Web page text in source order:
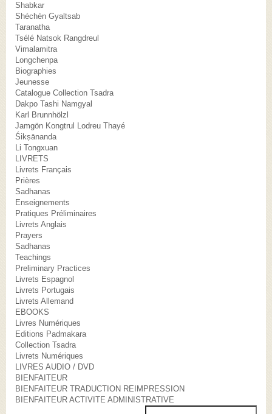
Shabkar
Shéchèn Gyaltsab
Taranatha
Tsélé Natsok Rangdreul
Vimalamitra
Longchenpa
Biographies
Jeunesse
Catalogue Collection Tsadra
Dakpo Tashi Namgyal
Karl Brunnhölzl
Jamgön Kongtrul Lodreu Thayé
Śikṣānanda
Li Tongxuan
LIVRETS
Livrets Français
Prières
Sadhanas
Enseignements
Pratiques Préliminaires
Livrets Anglais
Prayers
Sadhanas
Teachings
Preliminary Practices
Livrets Espagnol
Livrets Portugais
Livrets Allemand
EBOOKS
Livres Numériques
Editions Padmakara
Collection Tsadra
Livrets Numériques
LIVRES AUDIO / DVD
BIENFAITEUR
BIENFAITEUR TRADUCTION REIMPRESSION
BIENFAITEUR ACTIVITE ADMINISTRATIVE